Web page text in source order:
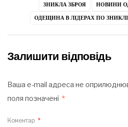
ЗНИКЛА ЗБРОЯ
НОВИНИ
ОДЕЩИНА В ЛІДЕРАХ ПО
Залишити відповідь
Ваша e-mail адреса не
поля позначені *
Коментар *